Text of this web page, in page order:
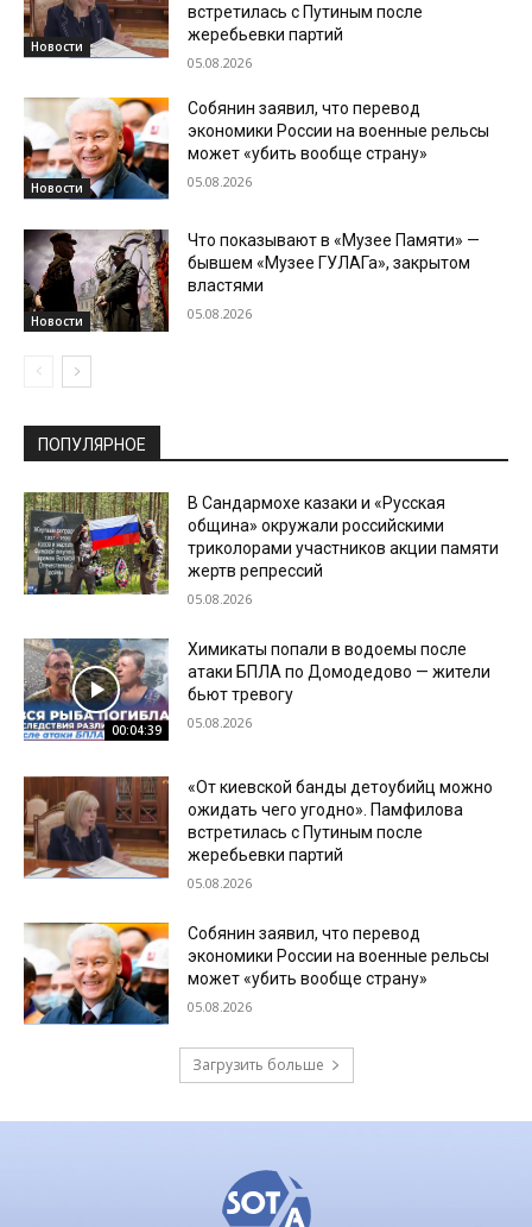
Новости
встретилась с Путиным после
жеребьевки партий
05.08.2026
Новости
Собянин заявил, что перевод
экономики России на военные рельсы
может «убить вообще страну»
05.08.2026
Новости
Что показывают в «Музее Памяти» —
бывшем «Музее ГУЛАГа», закрытом
властями
05.08.2026
ПОПУЛЯРНОЕ
В Сандармохе казаки и «Русская
община» окружали российскими
триколорами участников акции памяти
жертв репрессий
05.08.2026
00:04:39
Химикаты попали в водоемы после
атаки БПЛА по Домодедово — жители
бьют тревогу
05.08.2026
«От киевской банды детоубийц можно
ожидать чего угодно». Памфилова
встретилась с Путиным после
жеребьевки партий
05.08.2026
Собянин заявил, что перевод
экономики России на военные рельсы
может «убить вообще страну»
05.08.2026
Загрузить больше